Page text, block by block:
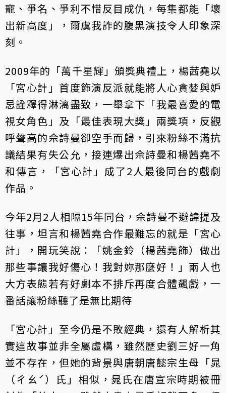
寵、爭名、爭利不惜反目成仇，每集都能「壞
出新高度」，爾虞我詐的腹黑演技令人印象深
刻。
2009年的「萬千星輝」頒獎典禮上，楊茜堯以
「宮心計」首度飾演反派就能將人心貪婪與妒
忌詮釋得淋漓盡致，一舉拿下「我最喜愛的電
視女角色」及「最佳表現大獎」兩獎項，反觀
呼聲高的佘詩曼卻空手而歸，引來粉絲不滿抗
議結果有失公允，接連爆出佘詩曼和楊茜堯不
和傳言，「宮心計」成了2人最後同台的戲劇
作品。
今年2月2人相隔15年同台，佘詩曼不避諱提及
往事，坦言和楊茜堯合作最難忘的就是「宮心
計」，開玩笑說：「姚金鈴（楊茜堯飾）做出
那些事讓我好傷心！我對妳那麼好！」兩人也
大方表態若有好劇本不排斥再度合體飆戲，一
番話讓粉絲聽了是無比期待
「宮心計」至今仍是不敗經典，還有人解析其
實這故事並非全屬虛構，雖然歷史劉三好一角
並不存在，但她的背景與唐朝唐懿宗生母「晁
（ㄔㄠˊ）氏」相似，晁氏在唐宣宗時期被冊